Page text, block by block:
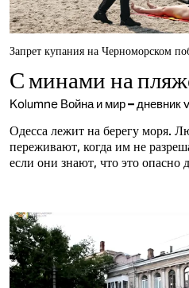
Запрет купания на Черноморском
С минами на
Kolumne Война и мир – дневник
Одесса лежит на берегу моря.
переживают, когда им не
если они знают, что это опасно